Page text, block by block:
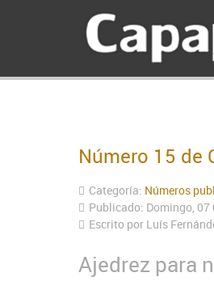
Número 15 de
Categoría: Números
Publicado: Domingo, 07
Escrito por Luís
Ajedrez para